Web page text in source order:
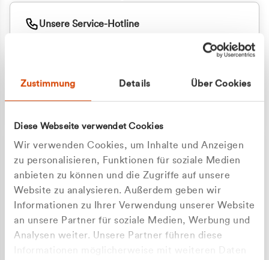
Zustimmung Details Über Cookies
Diese Webseite verwendet Cookies
Wir verwenden Cookies, um Inhalte und Anzeigen
zu personalisieren, Funktionen für soziale Medien
anbieten zu können und die Zugriffe auf unsere
Website zu analysieren. Außerdem geben wir
Informationen zu Ihrer Verwendung unserer Website
an unsere Partner für soziale Medien, Werbung und
Analysen weiter. Unsere Partner führen diese
Unsere Service-Hotline
+49 177 8376058
Apilash Balanesan